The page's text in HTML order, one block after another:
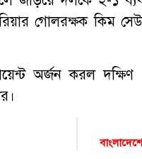
গোলরক্ষক কিম
অর্জন করল দক্ষিণ